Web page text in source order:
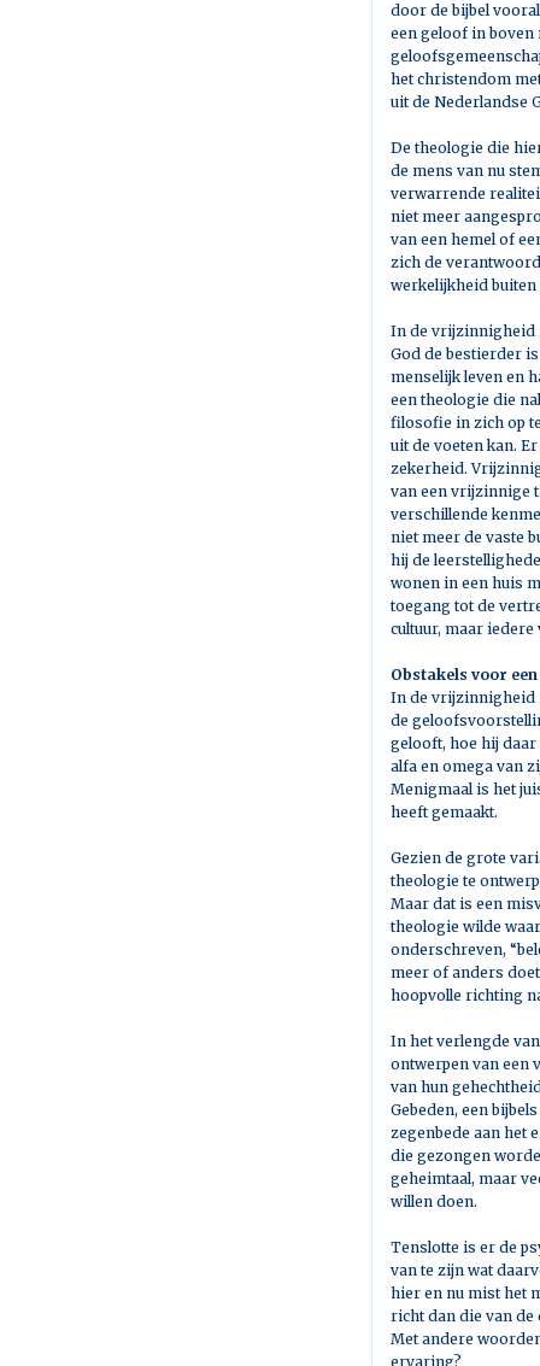
door de bijbel
een geloof in boven
het christendom
uit de Nederlandse
De theologie die
de mens van nu
verwarrende
niet meer
van een hemel of
zich de
werkelijkheid
In de vrijzinnigheid
God de bestierder
menselijk leven en
een theologie die
filosofie in zich op
uit de voeten kan.
zekerheid.
van een vrijzinnige
verschillende
niet meer de vaste
hij de
wonen in een huis
toegang tot de
cultuur, maar
Obstakels voor
In de vrijzinnigheid
de
gelooft, hoe hij
alfa en omega van
Menigmaal is het
heeft gemaakt.
Gezien de grote
theologie te
Maar dat is een
theologie wilde
onderschreven,
meer of anders
hoopvolle richting
In het verlengde
ontwerpen van een
van hun
Gebeden, een
zegenbede aan het
die gezongen
geheimtaal, maar
willen doen.
Tenslotte is er de
van te zijn wat
hier en nu mist het
richt dan die van
Met andere
ervaring?